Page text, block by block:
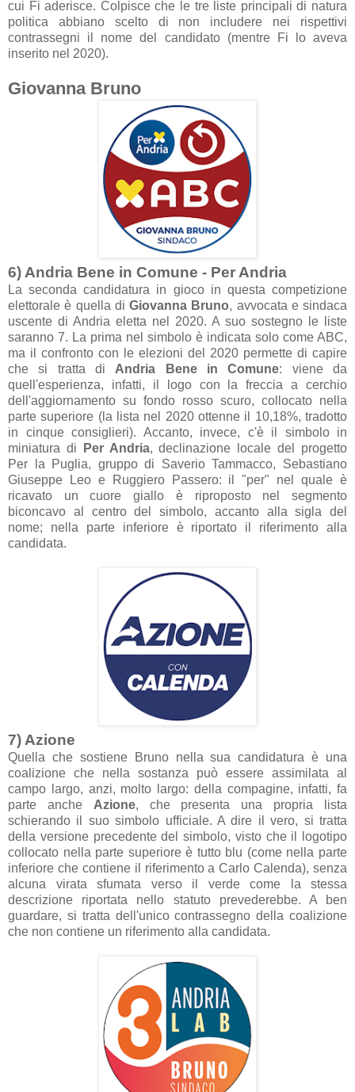
cui Fi aderisce. Colpisce che le tre liste principali di natura
politica abbiano scelto di non includere nei rispettivi
contrassegni il nome del candidato (mentre Fi lo aveva
inserito nel 2020).
Giovanna Bruno
6) Andria Bene in Comune - Per Andria
La seconda candidatura in gioco in questa competizione
elettorale è quella di Giovanna Bruno, avvocata e sindaca
uscente di Andria eletta nel 2020. A suo sostegno le liste
saranno 7. La prima nel simbolo è indicata solo come ABC,
ma il confronto con le elezioni del 2020 permette di capire
che si tratta di Andria Bene in Comune: viene da
quell'esperienza, infatti, il logo con la freccia a cerchio
dell'aggiornamento su fondo rosso scuro, collocato nella
parte superiore (la lista nel 2020 ottenne il 10,18%, tradotto
in cinque consiglieri). Accanto, invece, c'è il simbolo in
miniatura di
Per Andria, declinazione locale del progetto
Per la Puglia, gruppo di Saverio Tammacco, Sebastiano
Giuseppe Leo e Ruggiero Passero: il "per" nel quale è
ricavato un cuore giallo è riproposto nel segmento
biconcavo al centro del simbolo, accanto alla sigla del
nome; nella parte inferiore è riportato il riferimento alla
candidata.
7) Azione
Quella che sostiene Bruno nella sua candidatura è una
coalizione che nella sostanza può essere assimilata al
campo largo, anzi, molto largo: della compagine, infatti, fa
parte anche Azione, che presenta una propria lista
schierando il suo simbolo ufficiale. A dire il vero, si tratta
della versione precedente del simbolo, visto che il logotipo
collocato nella parte superiore è tutto blu (come nella parte
inferiore che contiene il riferimento a Carlo Calenda), senza
alcuna virata sfumata verso il verde come la stessa
descrizione riportata nello statuto prevederebbe. A ben
guardare, si tratta dell'unico contrassegno della coalizione
che non contiene un riferimento alla candidata.